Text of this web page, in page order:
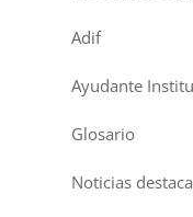
Adif
Ayudante
Glosario
Noticias